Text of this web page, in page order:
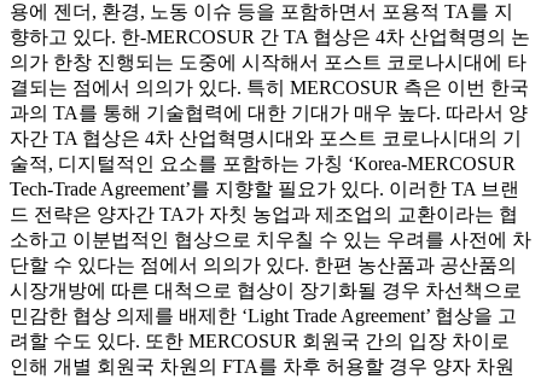
용에 젠더, 환경, 노동 이슈 등을 포함하면서 포용적 TA를 지
향하고 있다. 한-MERCOSUR 간 TA 협상은 4차 산업혁명의 논
의가 한창 진행되는 도중에 시작해서 포스트 코로나시대에 타
결되는 점에서 의의가 있다. 특히 MERCOSUR 측은 이번 한국
과의 TA를 통해 기술협력에 대한 기대가 매우 높다. 따라서 양
자간 TA 협상은 4차 산업혁명시대와 포스트 코로나시대의 기
술적, 디지털적인 요소를 포함하는 가칭 ‘Korea-MERCOSUR
Tech-Trade Agreement’를 지향할 필요가 있다. 이러한 TA 브랜
드 전략은 양자간 TA가 자칫 농업과 제조업의 교환이라는 협
소하고 이분법적인 협상으로 치우칠 수 있는 우려를 사전에 차
단할 수 있다는 점에서 의의가 있다. 한편 농산품과 공산품의
시장개방에 따른 대척으로 협상이 장기화될 경우 차선책으로
민감한 협상 의제를 배제한 ‘Light Trade Agreement’ 협상을 고
려할 수도 있다. 또한 MERCOSUR 회원국 간의 입장 차이로
인해 개별 회원국 차원의 FTA를 차후 허용할 경우 양자 차원